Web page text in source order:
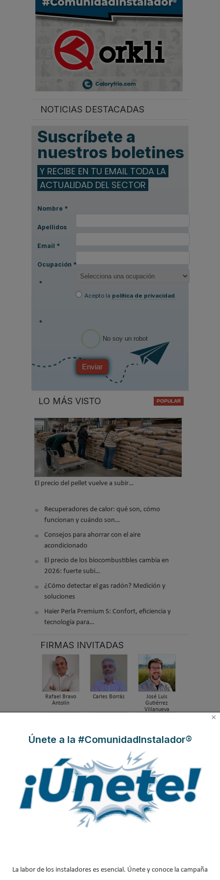
NOTICIAS DESTACADAS
Suscríbete a
nuestros boletines
Y RECIBE EN TU EMAIL TODA LA
ACTUALIDAD DEL SECTOR
Nombre *
Apellidos
Email *
Ocupación *
*
Acepto la política de privacidad.
*
No soy un robot
Enviar
LO MÁS VISTO
El precio del pellet vuelve a subir…
Recuperadores de calor: qué son, cómo
funcionan y cuándo son…
Consejos para ahorrar con el aire
acondicionado
El precio de los biocombustibles cambia en
2026: fuerte subi…
¿Cómo detectar el gas radón? Medición y
soluciones
Haier Perla Premium S: Confort, eficiencia y
tecnología para…
FIRMAS INVITADAS
Rafael Bravo
Antolín
Carles Borrás
José Luis
Gutiérrez
Villanueva
García Redondo
Gaspar Martín
Dr. Iyad Al-Attar
Javier García
Breva
Oliver Style
Manuel Herrero
Javier Hernanz Guifre Cortés
×
Únete a la #ComunidadInstalador®
La labor de los instaladores es esencial. Únete y conoce la campaña